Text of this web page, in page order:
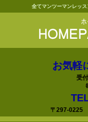
全てマンツーマンレッス
お気軽
受
〒297-0225